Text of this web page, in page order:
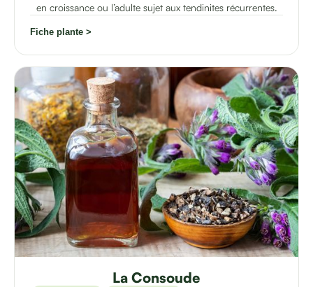
en croissance ou l’adulte sujet aux tendinites récurrentes.
Fiche plante >
La Consoude